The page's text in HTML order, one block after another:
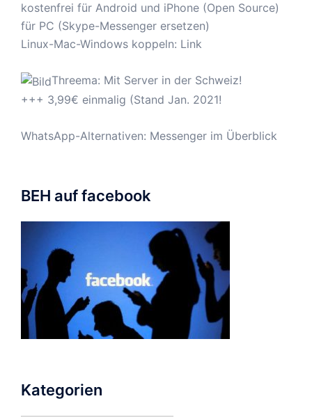
kostenfrei für Android und iPhone (Open Source)
für PC (Skype-Messenger ersetzen)
Linux-Mac-Windows koppeln: Link
Threema: Mit Server in der Schweiz!
+++ 3,99€ einmalig (Stand Jan. 2021!
WhatsApp-Alternativen: Messenger im Überblick
BEH auf facebook
Kategorien